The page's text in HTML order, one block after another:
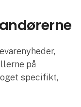
på
specifikt,